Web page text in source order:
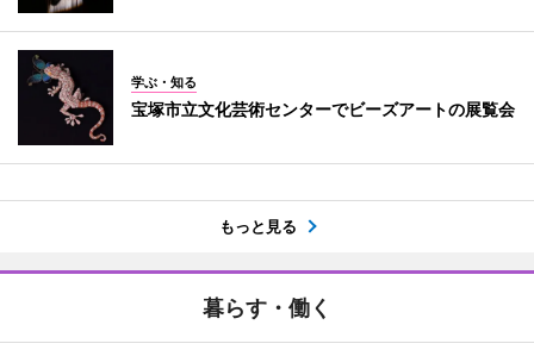
学ぶ・知る
宝塚市立文化芸術センターでビーズアートの展覧会
もっと見る
暮らす・働く